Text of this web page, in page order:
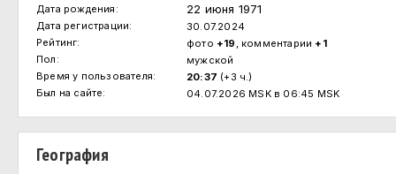
Дата рождения: 22 июня 1971
Дата регистрации:
30.07.2024
Рейтинг:
фото +19 , комментарии +1
Пол:
мужской
Время у пользователя:
20:37 (+3 ч.)
Был на сайте:
04.07.2026 MSK в 06:45 MSK
География